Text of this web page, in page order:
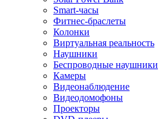
Smart-часы
Фитнес-браслеты
Колонки
Виртуальная реальность
Наушники
Беспроводные наушники
Камеры
Видеонаблюдение
Видеодомофоны
Проекторы